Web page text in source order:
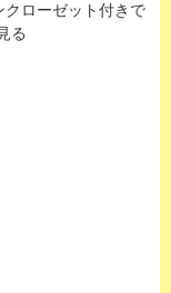
クローゼット付きで
る